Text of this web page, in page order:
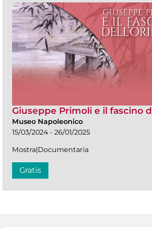
Giuseppe Primoli e il fascino
Museo Napoleonico
15/03/2024 - 26/01/2025
Mostra|Documentaria
Gratis